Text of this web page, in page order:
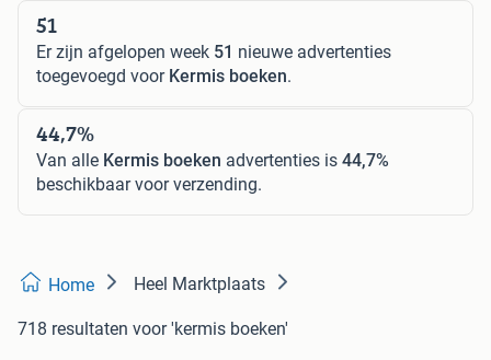
51
Er zijn afgelopen week 51 nieuwe advertenties
toegevoegd voor Kermis boeken.
44,7%
Van alle Kermis boeken advertenties is 44,7%
beschikbaar voor verzending.
Home Heel Marktplaats
718 resultaten voor 'kermis boeken'